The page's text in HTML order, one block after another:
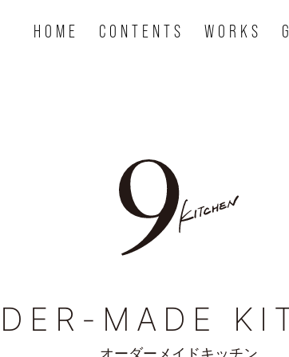
HOME CONTENTS WORKS
MADE
オーダーメイドキッチン